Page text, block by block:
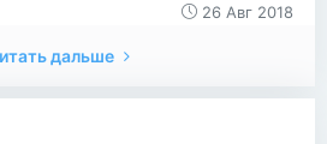
26 Авг 2018
дальше